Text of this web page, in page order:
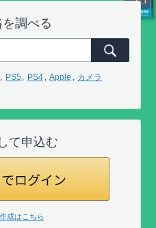
調べる
PS5 PS4 Apple カメラ
て申込む
成はこちら